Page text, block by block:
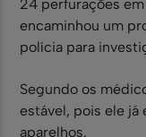
24 perfurações
encaminhou um
polícia para
Segundo os
estável, pois ele já
aparelhos.